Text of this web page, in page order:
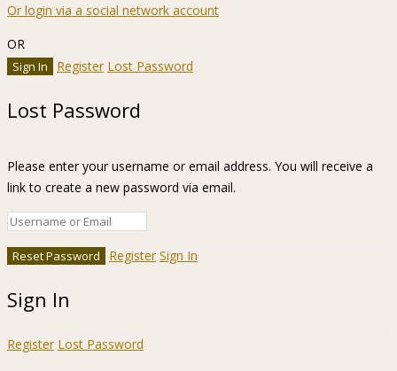
Or login via a social network account
OR
Register Lost Password
Lost Password
Please enter your username or email address. You will receive a
link to create a new password via email.
Register Sign In
Sign In
Register Lost Password